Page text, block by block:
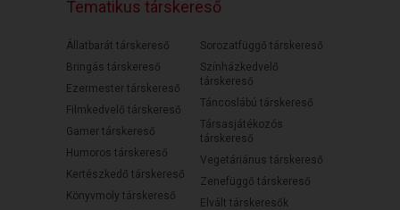
Tematikus társkereső
Állatbarát társkereső
Bringás társkereső
Ezermester társkereső
Filmkedvelő társkereső
Gamer társkereső
Humoros társkereső
Kertészkedő társkereső
Könyvmoly társkereső
Sorozatfüggő társkereső
Színházkedvelő
társkereső
Táncoslábú társkereső
Társasjátékozós
társkereső
Vegetáriánus társkereső
Zenefüggő társkereső
Elvált társkeresők